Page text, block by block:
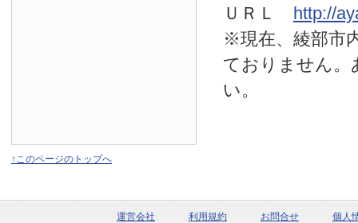
ＵＲＬ http://
※現在、綾部市
ておりません。
い。
↑このページのトップへ
運営会社 利用規約 お問合せ 個人